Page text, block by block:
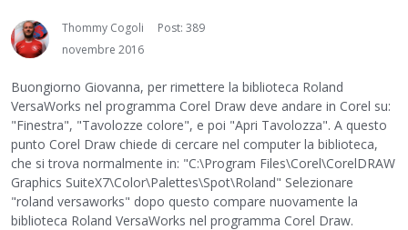
Thommy Cogoli
Post: 389
novembre 2016
Buongiorno Giovanna, per rimettere la biblioteca Roland
VersaWorks nel programma Corel Draw deve andare in Corel su:
"Finestra", "Tavolozze colore", e poi "Apri Tavolozza". A questo
punto Corel Draw chiede di cercare nel computer la biblioteca,
che si trova normalmente in: "C:\Program Files\Corel\CorelDRAW
Graphics SuiteX7\Color\Palettes\Spot\Roland" Selezionare
"roland versaworks" dopo questo compare nuovamente la
biblioteca Roland VersaWorks nel programma Corel Draw.